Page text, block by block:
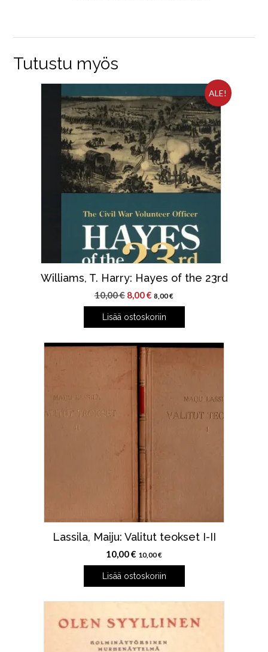
Tutustu myös
ALE!
Williams, T. Harry: Hayes of the 23rd
10,00€ Alkuperäinen
hinta
oli:
8,00€ Nykyinen
hinta
on:
8,00€
Lisää ostoskoriin
Lassila, Maiju: Valitut teokset I-II
10,00€ 10,00€
Lisää ostoskoriin